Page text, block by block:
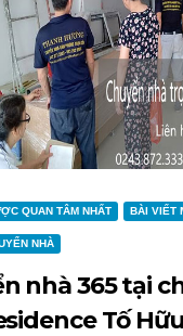
QUAN TÂM NHẤT BÀI VIẾT
NHÀ
nhà 365 tại
Tố